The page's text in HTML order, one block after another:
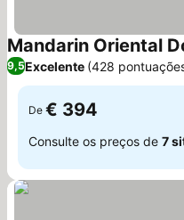
Mandarin Oriental
9,5Excelente (428
De € 394
Consulte os preços de 7